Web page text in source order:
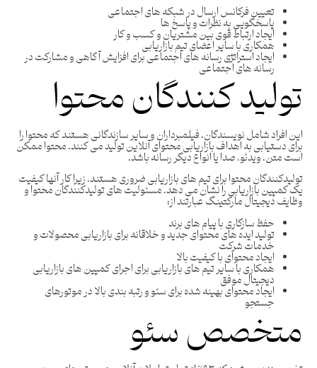
تعیین فرکانس ارسال در شبکه های اجتماعی
پاسخگویی به نظرات و پاسخ ها
ایجاد ارتباط قوی بین مشتریان و کسب و کار
همکاری با سایر اعضای تیم بازاریابی
ایجاد استراتژی رسانه های اجتماعی برای افزایش آگاهی و مشارکت در
رسانه های اجتماعی
تولید کنندگان محتوا
این افراد شامل نویسندگان، فیلمبرداران و سایر سازندگانی هستند که محتوا را
برای دستیابی به اهداف بازاریابی محتوای آنلاین تولید می کنند. محتوا ممکن
است متن، ویدئو، صدا یا انواع دیگر رسانه باشد.
تولیدکنندگان محتوا برای تیم های بازاریابی ضروری هستند، زیرا کار آنها کیفیت
یک کمپین بازاریابی را نشان می دهد. مسئولیت های تولیدکنندگان محتوا و
وظایف دیجیتال مارکتینگ عبارتند از:
حفظ سازگاری با پیام های برند
تولید ایده های محتوای جدید و خلاقانه برای بازاریابی محصولات و
خدمات شرکت
ایجاد محتوای با کیفیت بالا
همکاری با سایر تیم های بازاریابی برای اجرای کمپین های بازاریابی
دیجیتال موفق
ایجاد محتوای بهینه شده برای سئو و رتبه بندی بالا در موتورهای
جستجو
متخصص سئو